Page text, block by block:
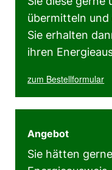
übermitteln
Sie erhalten
ihren
zum Bestellformular
Angebot
Sie hätten